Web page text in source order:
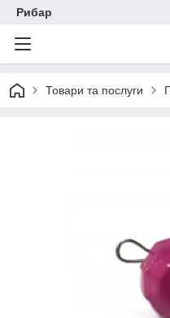
Рибар
Товари та послуги